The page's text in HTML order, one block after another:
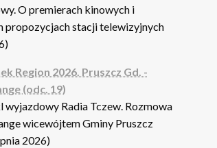
O premierach kinowych i
propozycjach stacji telewizyjnych
Region 2026. Pruszcz Gd. -
(odc. 19)
wyjazdowy Radia Tczew. Rozmowa
wicewójtem Gminy Pruszcz
2026)